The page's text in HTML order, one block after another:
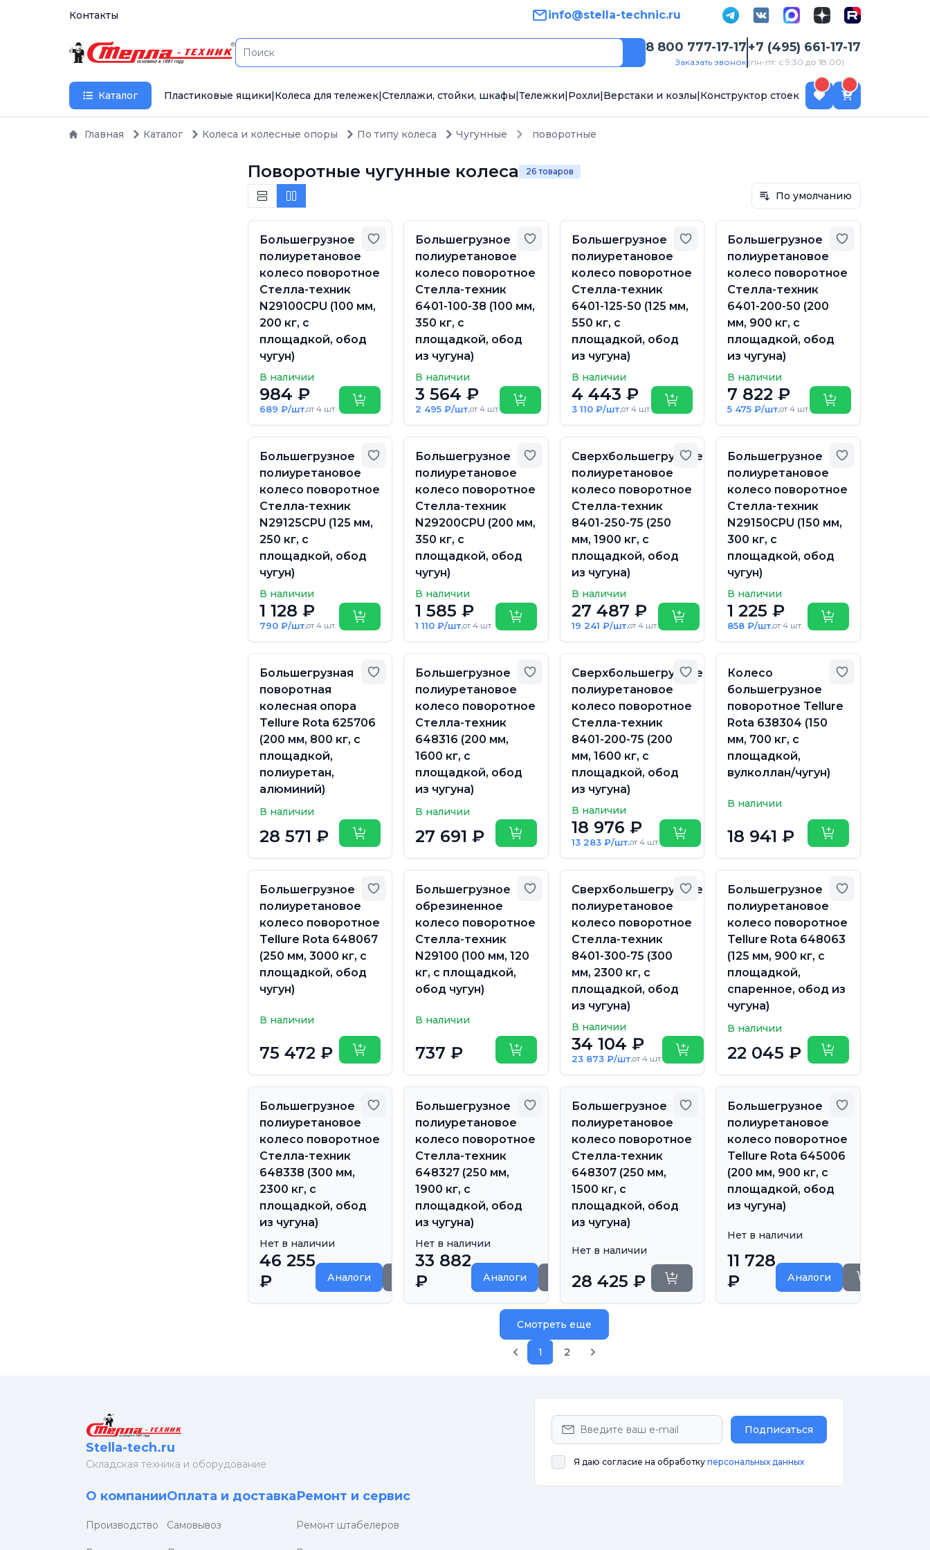
Контакты info@stella-technic.ru
8 800 777-17-17
Заказать звонок
+7 (495) 661-17-17
(пн-пт: с 9:30 до 18:00)
Каталог Пластиковые ящики|Колеса для тележек|Стеллажи, стойки, шкафы|Тележки|Рохли|Верстаки и козлы|Конструктор стоек
Главная Каталог Колеса и колесные опоры По типу колеса Чугунные поворотные
Поворотные чугунные колеса 26 товаров
По умолчанию
Добавить в избранное
Большегрузное
полиуретановое
колесо поворотное
Стелла-техник
N29100CPU (100 мм,
200 кг, с
площадкой, обод
чугун)
В наличии
984 ₽
689 ₽/шт.от 4 шт. Купить
Добавить в избранное
Большегрузное
полиуретановое
колесо поворотное
Стелла-техник
6401-100-38 (100 мм,
350 кг, с
площадкой, обод
из чугуна)
В наличии
3 564 ₽
2 495 ₽/шт.от 4 шт. Купить
Добавить в избранное
Большегрузное
полиуретановое
колесо поворотное
Стелла-техник
6401-125-50 (125 мм,
550 кг, с
площадкой, обод
из чугуна)
В наличии
4 443 ₽
3 110 ₽/шт.от 4 шт. Купить
Добавить в
Большегрузное
полиуретановое
колесо поворотное
Стелла-техник
6401-200-50 (200
мм, 900 кг, с
площадкой, обод
из чугуна)
В наличии
7 822 ₽
5 475 ₽/шт.от 4 шт. Купить
Добавить в избранное
Большегрузное
полиуретановое
колесо поворотное
Стелла-техник
N29125CPU (125 мм,
250 кг, с
площадкой, обод
чугун)
В наличии
1 128 ₽
790 ₽/шт.от 4 шт. Купить
Добавить в избранное
Большегрузное
полиуретановое
колесо поворотное
Стелла-техник
N29200CPU (200 мм,
350 кг, с
площадкой, обод
чугун)
В наличии
1 585 ₽
1 110 ₽/шт.от 4 шт. Купить
Добавить в избранное
Сверхбольшегрузное
полиуретановое
колесо поворотное
Стелла-техник
8401-250-75 (250
мм, 1900 кг, с
площадкой, обод
из чугуна)
В наличии
27 487 ₽
19 241 ₽/шт.от 4 шт. Купить
Добавить в
Большегрузное
полиуретановое
колесо поворотное
Стелла-техник
N29150CPU (150 мм,
300 кг, с
площадкой, обод
чугун)
В наличии
1 225 ₽
858 ₽/шт.от 4 шт. Купить
Добавить в избранное
Большегрузная
поворотная
колесная опора
Tellure Rota 625706
(200 мм, 800 кг, с
площадкой,
полиуретан,
алюминий)
В наличии
28 571 ₽ Купить
Добавить в избранное
Большегрузное
полиуретановое
колесо поворотное
Стелла-техник
648316 (200 мм,
1600 кг, с
площадкой, обод
из чугуна)
В наличии
27 691 ₽ Купить
Добавить в избранное
Сверхбольшегрузное
полиуретановое
колесо поворотное
Стелла-техник
8401-200-75 (200
мм, 1600 кг, с
площадкой, обод
из чугуна)
В наличии
18 976 ₽
13 283 ₽/шт.от 4 шт. Купить
Добавить в
Колесо
большегрузное
поворотное Tellure
Rota 638304 (150
мм, 700 кг, с
площадкой,
вулколлан/чугун)
В наличии
18 941 ₽ Купить
Добавить в избранное
Большегрузное
полиуретановое
колесо поворотное
Tellure Rota 648067
(250 мм, 3000 кг, с
площадкой, обод
чугун)
В наличии
75 472 ₽ Купить
Добавить в избранное
Большегрузное
обрезиненное
колесо поворотное
Стелла-техник
N29100 (100 мм, 120
кг, с площадкой,
обод чугун)
В наличии
737 ₽ Купить
Добавить в избранное
Сверхбольшегрузное
полиуретановое
колесо поворотное
Стелла-техник
8401-300-75 (300
мм, 2300 кг, с
площадкой, обод
из чугуна)
В наличии
34 104 ₽
23 873 ₽/шт.от 4 шт. Купить
Добавить в
Большегрузное
полиуретановое
колесо поворотное
Tellure Rota 648063
(125 мм, 900 кг, с
площадкой,
спаренное, обод из
чугуна)
В наличии
22 045 ₽ Купить
Добавить в избранное
Большегрузное
полиуретановое
колесо поворотное
Стелла-техник
648338 (300 мм,
2300 кг, с
площадкой, обод
из чугуна)
Нет в наличии
46 255
₽
Аналоги Уточнить сроки
Добавить в избранное
Большегрузное
полиуретановое
колесо поворотное
Стелла-техник
648327 (250 мм,
1900 кг, с
площадкой, обод
из чугуна)
Нет в наличии
33 882
₽
Аналоги Уточнить сроки
Добавить в избранное
Большегрузное
полиуретановое
колесо поворотное
Стелла-техник
648307 (250 мм,
1500 кг, с
площадкой, обод
из чугуна)
Нет в наличии
28 425 ₽ Уточнить сроки
Добавить в
Большегрузное
полиуретановое
колесо поворотное
Tellure Rota 645006
(200 мм, 900 кг, с
площадкой, обод
из чугуна)
Нет в наличии
11 728
₽
Аналоги
Смотреть еще
1 2
Stella-tech.ru
Cкладская техника и оборудование
Подписаться
Я даю согласие на обработку персональных данных
О компании
Производство
Оплата и доставка
Самовывоз
Ремонт и сервис
Ремонт штабелеров